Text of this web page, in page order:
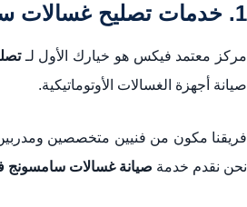
1. خدمات تصليح غسالات سامسونج الاحترافية في عجمان
مركز معتمد فيكس هو خيارك الأول لـ
صيانة أجهزة الغسالات الأوتوماتيكية.
فريقنا مكون من فنيين متخصصين
نحن نقدم خدمة صيانة غسالات